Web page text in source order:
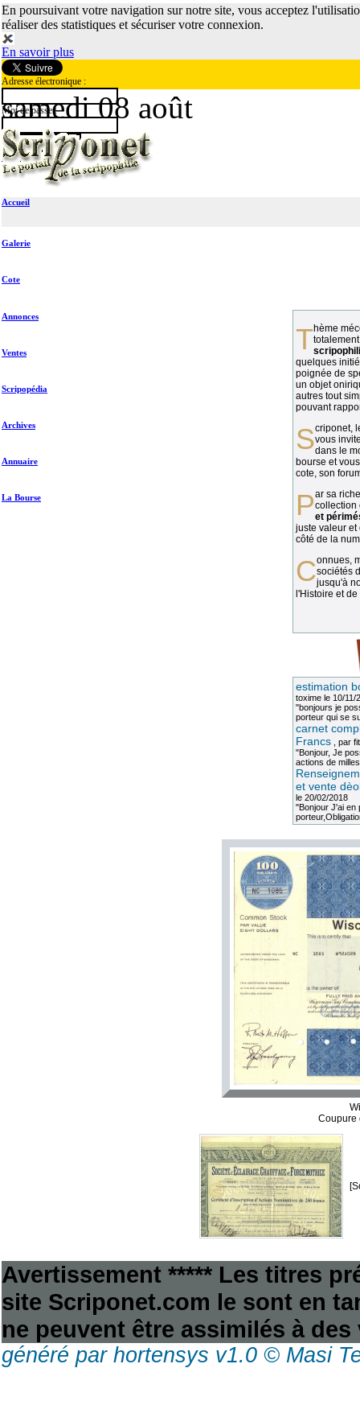
En poursuivant votre navigation sur notre site, vous acceptez
réaliser des statistiques et sécuriser votre connexion.
En savoir plus
Adresse électronique :
Mot de passe :
samedi 08 août
Accueil
Galerie
Cote
Annonces
Ventes
Scripopédia
Archives
Annuaire
La Bourse
Thème méconnu des collectionneurs et
quelques
poignée de
un objet
autres tout
pouvant
vous
dans le
bourse et
cote, son
Par sa richesse et sa diversité, lacollection
et
juste valeur et
côté de la
Connues, méconnues, ou inconnues, lessociétés
jusqu'à
l'Histoire et
estimation
toximele 10/11/
"bonjours je
porteur qui se
carnet
Francs, par
"Bonjour, Je
actions de
et vente
le 20/02/2018
"Bonjour J'ai en
Coupure
Avertissement ***** Les titres
site Scriponet.com le sont en
ne peuvent être assimilés à
généré par hortensys v1.0 © Masi